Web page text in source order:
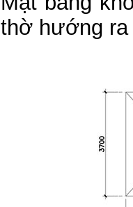
thờ hướng